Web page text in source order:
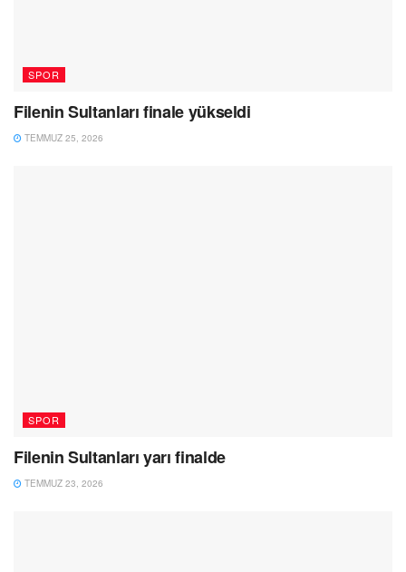
SPOR
Filenin Sultanları finale yükseldi
TEMMUZ 25, 2026
SPOR
Filenin Sultanları yarı finalde
TEMMUZ 23, 2026